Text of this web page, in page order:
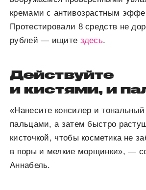
кремами с антивозрастным
Протестировали 8 средств не
рублей — ищите здесь.
Действуйте
и кистями, и
«Нанесите консилер и тональный
пальцами, а затем быстро
кисточкой, чтобы косметика не
в поры и мелкие морщинки», —
Аннабель.